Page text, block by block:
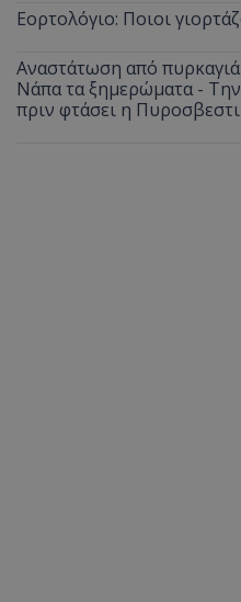
Εορτολόγιο: Ποιοι
Αναστάτωση από
Νάπα τα ξημερώματα - Την
πριν φτάσει η